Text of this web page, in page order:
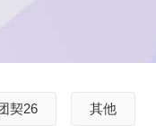
契26 其他